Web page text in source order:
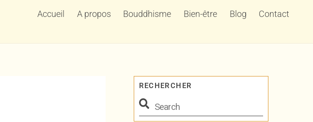
Accueil A propos Bouddhisme Bien-être Blog Contact
RECHERCHER